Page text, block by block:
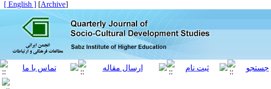
[
Archive
]
[ English ]